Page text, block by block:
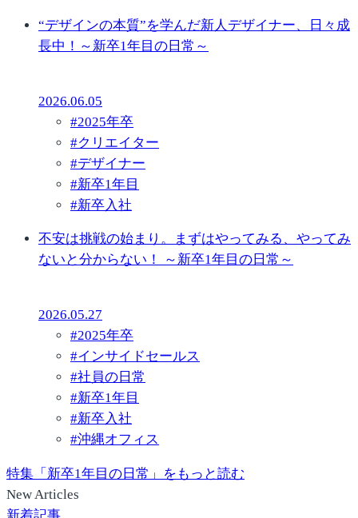
“デザインの本質”を学んだ新人デザイナー、日々成
長中！～新卒1年目の日常～
2026.06.05
#2025年卒
#クリエイター
#デザイナー
#新卒1年目
#新卒入社
不安は挑戦の始まり。まずはやってみる、やってみ
ないと分からない！ ～新卒1年目の日常～
2026.05.27
#2025年卒
#インサイドセールス
#社員の日常
#新卒1年目
#新卒入社
#沖縄オフィス
特集「新卒1年目の日常」をもっと読む
New Articles